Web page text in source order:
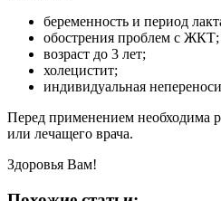
беременность и период
обострения проблем с ЖКТ;
возраст до 3 лет;
холецистит;
индивидуальная
Перед применением необходима
или лечащего врача.
Здоровья Вам!